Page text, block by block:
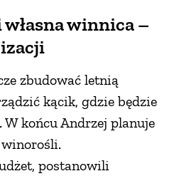
winnica –
zbudować letnią
kącik, gdzie będzie
końcu Andrzej planuje
winorośli.
postanowili